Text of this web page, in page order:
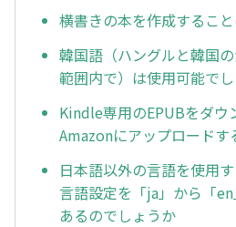
横書きの本を作成するこ
韓国語（ハングルと韓国
範囲内で）は使用可能で
Kindle専用のEPUBをダウ
Amazonにアップロード
日本語以外の言語を使用
言語設定を「ja」から「
あるのでしょうか